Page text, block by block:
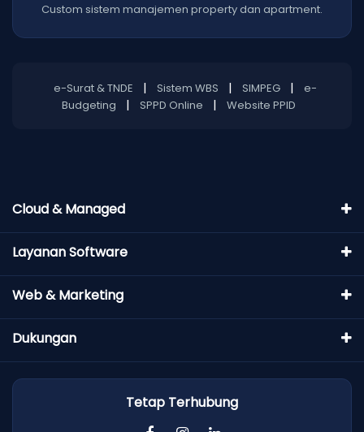
Custom sistem manajemen property dan apartment.
e-Surat & TNDE | Sistem WBS | SIMPEG |
e-
Budgeting
| SPPD Online | Website PPID
Cloud & Managed
Layanan Software
Web & Marketing
Dukungan
Tetap Terhubung